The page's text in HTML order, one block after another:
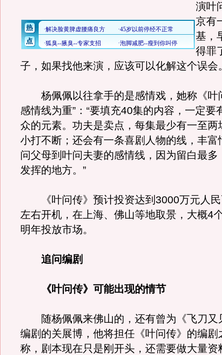
演叶
京有
基，
得罪
子，如果找他来演，应该可以化解这个误会
杨佩佩以往拿手的是感情戏，她称《叶
感情线为重”：“要填充40集的内容，一定要
众的元素。功夫是卖点，每集最少有一至两
小打不断；还会有一条喜剧人物的线，丰富
问父母到叶问夫妻的感情线，因为留白最多
发挥的地方。”
《叶问传》预计投资达到3000万元人民
左右开机，在上海、佛山等地取景，大概4
明年投放市场。
追问编剧
《叶问传》可能出现的情节
随杨佩佩来佛山的，还有曾为《飞刀又
编剧的关展博，他将担任《叶问传》的编剧
称，剧本现在只是刚开头，还需要做大量资